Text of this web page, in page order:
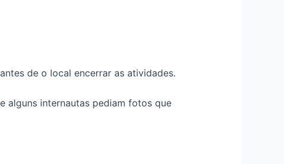
de o local encerrar as atividades.
alguns internautas pediam fotos que